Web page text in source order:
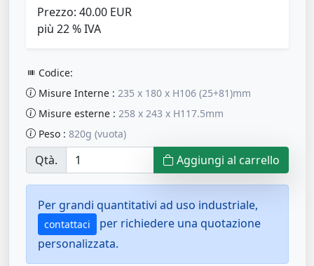
Prezzo: 40.00 EUR
più 22 % IVA
Codice:
Misure Interne : 235 x 180 x H106 (25+81)mm
Misure esterne : 258 x 243 x H117.5mm
Peso : 820g (vuota)
Qtà. Aggiungi al carrello
Per grandi quantitativi ad uso industriale,
contattaci
per richiedere una quotazione
personalizzata.